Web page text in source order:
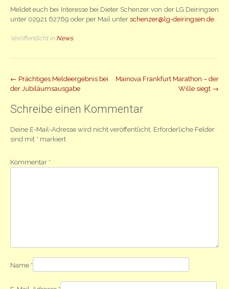
Meldet euch bei Interesse bei Dieter Schenzer von der LG Deiringsen
unter 02921 62769 oder per Mail unter schenzer@lg-deiringsen.de
Veröffentlicht in News
Beitrag
Navigation
← Prächtiges Meldeergebnis bei
der Jubiläumsausgabe
Mainova Frankfurt Marathon – der
Wille siegt →
Schreibe einen Kommentar
Deine E-Mail-Adresse wird nicht veröffentlicht. Erforderliche Felder
sind mit * markiert
Kommentar *
Name *